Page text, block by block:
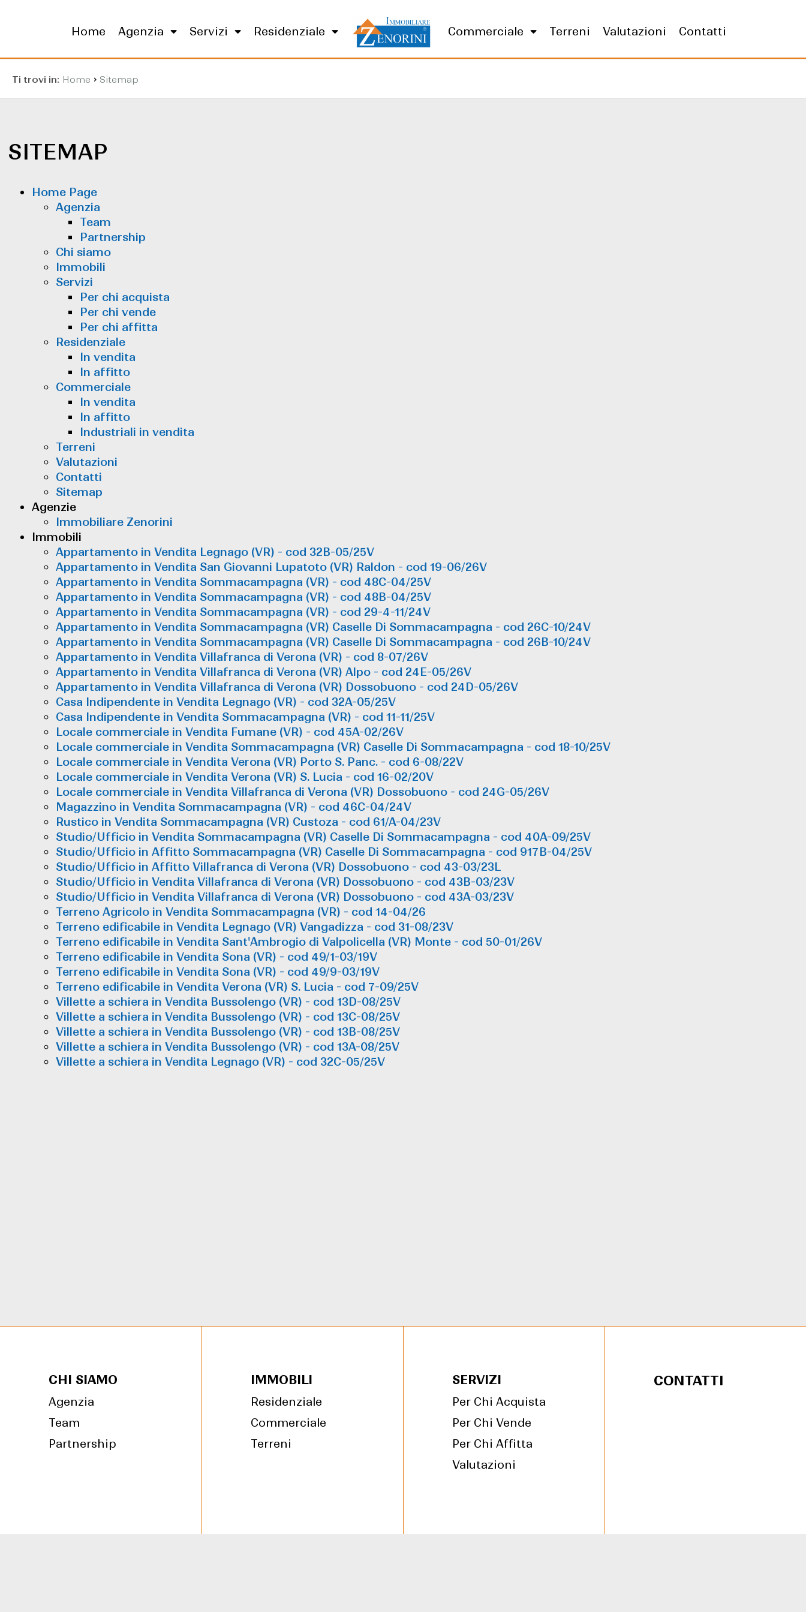
Home Agenzia Servizi Residenziale Commerciale Terreni Valutazioni Contatti
Ti trovi in: Home › Sitemap
SITEMAP
Home Page
Agenzia
Team
Partnership
Chi siamo
Immobili
Servizi
Per chi acquista
Per chi vende
Per chi affitta
Residenziale
In vendita
In affitto
Commerciale
In vendita
In affitto
Industriali in vendita
Terreni
Valutazioni
Contatti
Sitemap
Agenzie
Immobiliare Zenorini
Immobili
Appartamento in Vendita Legnago (VR) - cod 32B-05/25V
Appartamento in Vendita San Giovanni Lupatoto (VR) Raldon - cod 19-06/26V
Appartamento in Vendita Sommacampagna (VR) - cod 48C-04/25V
Appartamento in Vendita Sommacampagna (VR) - cod 48B-04/25V
Appartamento in Vendita Sommacampagna (VR) - cod 29-4-11/24V
Appartamento in Vendita Sommacampagna (VR) Caselle Di Sommacampagna - cod 26C-10/24V
Appartamento in Vendita Sommacampagna (VR) Caselle Di Sommacampagna - cod 26B-10/24V
Appartamento in Vendita Villafranca di Verona (VR) - cod 8-07/26V
Appartamento in Vendita Villafranca di Verona (VR) Alpo - cod 24E-05/26V
Appartamento in Vendita Villafranca di Verona (VR) Dossobuono - cod 24D-05/26V
Casa Indipendente in Vendita Legnago (VR) - cod 32A-05/25V
Casa Indipendente in Vendita Sommacampagna (VR) - cod 11-11/25V
Locale commerciale in Vendita Fumane (VR) - cod 45A-02/26V
Locale commerciale in Vendita Sommacampagna (VR) Caselle Di Sommacampagna - cod 18-10/25V
Locale commerciale in Vendita Verona (VR) Porto S. Panc. - cod 6-08/22V
Locale commerciale in Vendita Verona (VR) S. Lucia - cod 16-02/20V
Locale commerciale in Vendita Villafranca di Verona (VR) Dossobuono - cod 24G-05/26V
Magazzino in Vendita Sommacampagna (VR) - cod 46C-04/24V
Rustico in Vendita Sommacampagna (VR) Custoza - cod 61/A-04/23V
Studio/Ufficio in Vendita Sommacampagna (VR) Caselle Di Sommacampagna - cod 40A-09/25V
Studio/Ufficio in Affitto Sommacampagna (VR) Caselle Di Sommacampagna - cod 917B-04/25V
Studio/Ufficio in Affitto Villafranca di Verona (VR) Dossobuono - cod 43-03/23L
Studio/Ufficio in Vendita Villafranca di Verona (VR) Dossobuono - cod 43B-03/23V
Studio/Ufficio in Vendita Villafranca di Verona (VR) Dossobuono - cod 43A-03/23V
Terreno Agricolo in Vendita Sommacampagna (VR) - cod 14-04/26
Terreno edificabile in Vendita Legnago (VR) Vangadizza - cod 31-08/23V
Terreno edificabile in Vendita Sant'Ambrogio di Valpolicella (VR) Monte - cod 50-01/26V
Terreno edificabile in Vendita Sona (VR) - cod 49/1-03/19V
Terreno edificabile in Vendita Sona (VR) - cod 49/9-03/19V
Terreno edificabile in Vendita Verona (VR) S. Lucia - cod 7-09/25V
Villette a schiera in Vendita Bussolengo (VR) - cod 13D-08/25V
Villette a schiera in Vendita Bussolengo (VR) - cod 13C-08/25V
Villette a schiera in Vendita Bussolengo (VR) - cod 13B-08/25V
Villette a schiera in Vendita Bussolengo (VR) - cod 13A-08/25V
Villette a schiera in Vendita Legnago (VR) - cod 32C-05/25V
CHI SIAMO
Agenzia
Team
Partnership
IMMOBILI
Residenziale
Commerciale
Terreni
SERVIZI
Per Chi Acquista
Per Chi Vende
Per Chi Affitta
Valutazioni
CONTATTI